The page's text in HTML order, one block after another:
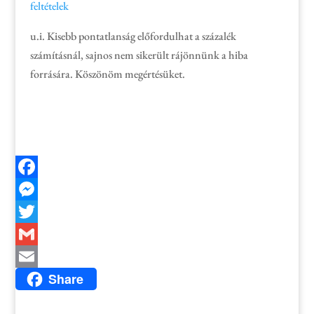
feltételek
u.i. Kisebb pontatlanság előfordulhat a százalék
számításnál, sajnos nem sikerült rájönnünk a hiba
forrására. Köszönöm megértésüket.
Facebook
Messenger
Twitter
Gmail
Email Share